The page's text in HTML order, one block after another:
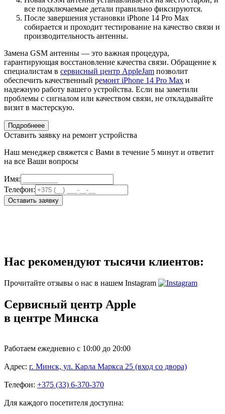
все подключаемые детали правильно фиксируются.
После завершения установки iPhone 14 Pro Max
собирается и проходит тестирование на качество связи и
производительность антенны.
Замена GSM антенны — это важная процедура,
гарантирующая восстановление качества связи. Обращение к
специалистам в сервисный центр AppleJam позволит
обеспечить качественный ремонт iPhone 14 Pro Max и
надежную работу вашего устройства. Если вы заметили
проблемы с сигналом или качеством связи, не откладывайте
визит в мастерскую.
Подробнеее
Оставить заявку на ремонт устройства
Наш менеджер свяжется с Вами в течение 5 минут и ответит
на все Ваши вопросы
Имя:
Телефон:
Оставить заявку
Нас рекомендуют тысячи клиентов:
Прочитайте отзывы о нас в нашем Instagram
Сервисный центр Apple
в центре Минска
Работаем ежедневно с 10:00 до 20:00
Адрес: г. Минск, ул. Карла Маркса 25 (вход со двора)
Телефон: +375 (33) 6-370-370
Для каждого посетителя доступна: